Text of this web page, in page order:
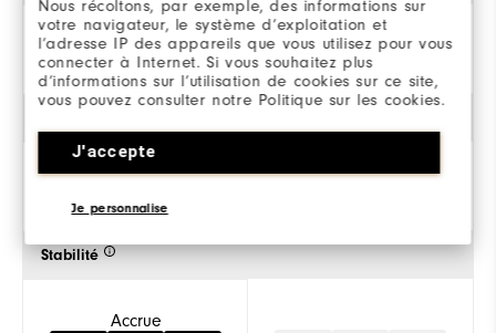
Nous récoltons, par exemple, des informations sur
votre navigateur, le système d’exploitation et
l’adresse IP des appareils que vous utilisez pour vous
connecter à Internet. Si vous souhaitez plus
d’informations sur l’utilisation de cookies sur ce site,
vous pouvez consulter notre Politique sur les cookies.
J'accepte
Je personnalise
Athlétique
Stabilité
Accrue